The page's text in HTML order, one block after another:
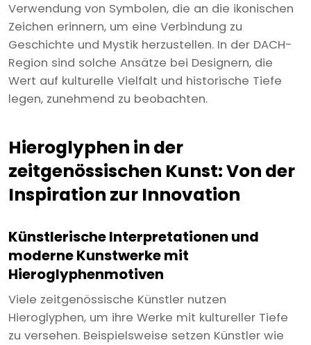
Verwendung von Symbolen, die an die ikonischen
Zeichen erinnern, um eine Verbindung zu
Geschichte und Mystik herzustellen. In der DACH-
Region sind solche Ansätze bei Designern, die
Wert auf kulturelle Vielfalt und historische Tiefe
legen, zunehmend zu beobachten.
Hieroglyphen in der
zeitgenössischen Kunst: Von der
Inspiration zur Innovation
Künstlerische Interpretationen und
moderne Kunstwerke mit
Hieroglyphenmotiven
Viele zeitgenössische Künstler nutzen
Hieroglyphen, um ihre Werke mit kultureller Tiefe
zu versehen. Beispielsweise setzen Künstler wie